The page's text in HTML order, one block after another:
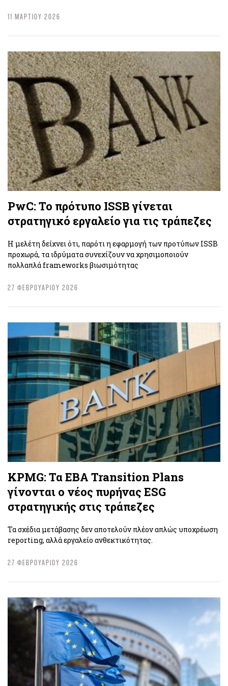
11 ΜΑΡΤΙΟΥ 2026
PwC: Το πρότυπο ISSB γίνεται
στρατηγικό εργαλείο για τις τράπεζες
Η μελέτη δείχνει ότι, παρότι η εφαρμογή των προτύπων ISSB
προχωρά, τα ιδρύματα συνεχίζουν να χρησιμοποιούν
πολλαπλά frameworks βιωσιμότητας
27 ΦΕΒΡΟΥΑΡΙΟΥ 2026
KPMG: Τα EBA Transition Plans
γίνονται ο νέος πυρήνας ESG
στρατηγικής στις τράπεζες
Τα σχέδια μετάβασης δεν αποτελούν πλέον απλώς υποχρέωση
reporting, αλλά εργαλείο ανθεκτικότητας.
27 ΦΕΒΡΟΥΑΡΙΟΥ 2026